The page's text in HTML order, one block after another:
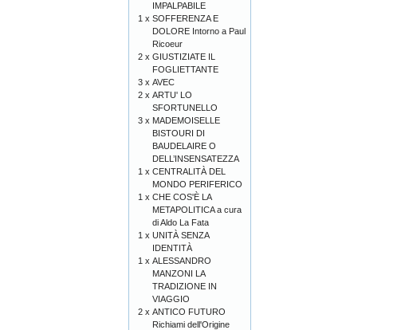
IMPALPABILE
1 x SOFFERENZA E
DOLORE Intorno a Paul
Ricoeur
2 x GIUSTIZIATE IL
FOGLIETTANTE
3 x AVEC
2 x ARTU' LO
SFORTUNELLO
3 x MADEMOISELLE
BISTOURI DI
BAUDELAIRE O
DELL’INSENSATEZZA
1 x CENTRALITÀ DEL
MONDO PERIFERICO
1 x CHE COS'È LA
METAPOLITICA a cura
di Aldo La Fata
1 x UNITÀ SENZA
IDENTITÀ
1 x ALESSANDRO
MANZONI LA
TRADIZIONE IN
VIAGGIO
2 x ANTICO FUTURO
Richiami dell'Origine